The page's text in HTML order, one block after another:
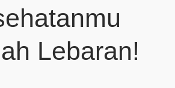
Lebaran!